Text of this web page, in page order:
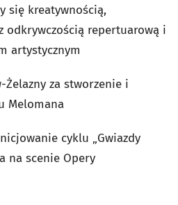
się kreatywnością,
odkrywczością repertuarową i
artystycznym
Żelazny za stworzenie i
Melomana
cyklu „Gwiazdy
na scenie Opery